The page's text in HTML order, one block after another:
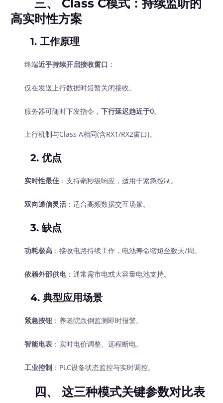
三、 Class C模式：持续监听的
高实时性方案
1.工作原理
终端近乎持续开启接收窗口 ：
仅在发送上行数据时短暂关闭接收。
服务器可随时下发指令，下行延迟趋近于0。
上行机制与Class A相同(含RX1/RX2窗口)。
2.优点
实时性最佳 ：支持毫秒级响应，适用于紧急控制。
双向通信灵活 ：适合高频数据交互场景。
3.缺点
功耗极高 ：接收电路持续工作，电池寿命缩短至数天/周。
依赖外部供电：通常需市电或大容量电池支持。
4.典型应用场景
紧急按钮 ：养老院跌倒监测即时报警。
智能电表 ：实时电价调整、远程断电。
工业控制 ：PLC设备状态监控与实时调控。
四、 这三种模式关键参数对比表